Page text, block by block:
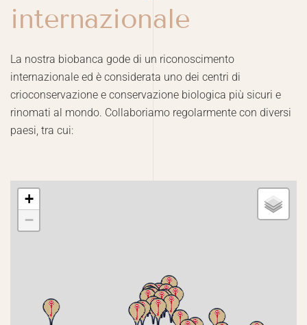
internazionale
La nostra biobanca gode di un riconoscimento
internazionale ed è considerata uno dei centri di
crioconservazione e conservazione biologica più sicuri e
rinomati al mondo. Collaboriamo regolarmente con diversi
paesi, tra cui:
+
−